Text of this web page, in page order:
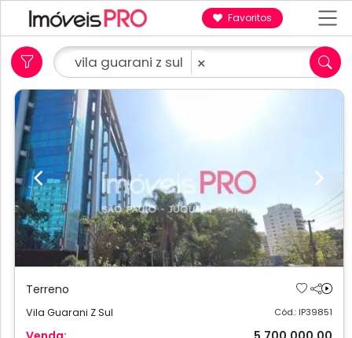
Favoritos
vila guarani z sul ×
Previous Next
Terreno
Vila Guarani Z Sul Cód.: IP39851